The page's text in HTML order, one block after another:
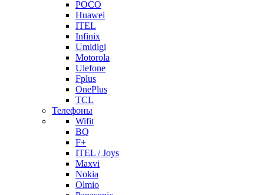
POCO
Huawei
ITEL
Infinix
Umidigi
Motorola
Ulefone
Fplus
OnePlus
TCL
Телефоны
Wifit
BQ
F+
ITEL / Joys
Maxvi
Nokia
Olmio